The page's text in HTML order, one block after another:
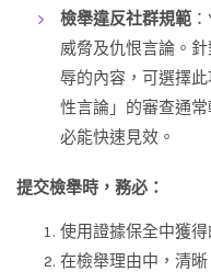
檢舉違反社群規範
威脅及仇恨言論。
辱的內容，可選擇
性言論」的審查通
必能快速見效。
提交檢舉時，務必：
使用證據保全中獲得
在檢舉理由中，清